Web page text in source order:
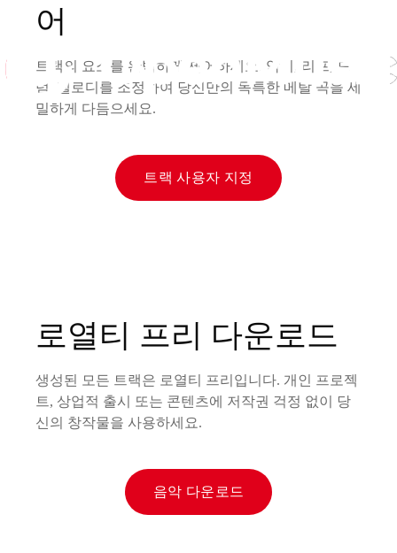
어
트랙의 요소를 완벽하게 제어하세요. 악기, 리프, 드
럼, 멜로디를 조정하여 당신만의 독특한 메탈 곡을 세
밀하게 다듬으세요.
트랙 사용자 지정
로열티 프리 다운로드
생성된 모든 트랙은 로열티 프리입니다. 개인 프로젝
트, 상업적 출시 또는 콘텐츠에 저작권 걱정 없이 당
신의 창작물을 사용하세요.
음악 다운로드